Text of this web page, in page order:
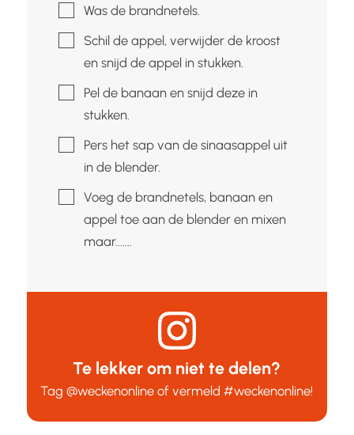
▢Was de brandnetels.
▢Schil de appel, verwijder de kroost
en snijd de appel in stukken.
▢Pel de banaan en snijd deze in
stukken.
▢Pers het sap van de sinaasappel uit
in de blender.
▢Voeg de brandnetels, banaan en
appel toe aan de blender en mixen
maar.......
Te lekker om niet te delen?
Tag@weckenonline of vermeld#weckenonline!